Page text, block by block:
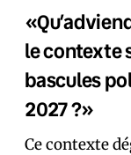
le contexte
bascules
2027 ?»
Ce contexte